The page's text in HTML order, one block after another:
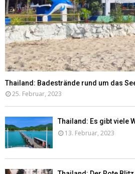
Thailand: Badestrände rund um das
25. Februar, 2023
Thailand: Es gibt viele
13. Februar, 2023